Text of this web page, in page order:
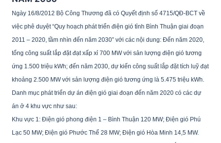
Ngày 16/8/2012 Bộ Công Thương đã có Quyết định số 4715/QĐ-BCT về
việc phê duyệt “Quy hoạch phát triển điện gió tỉnh Bình Thuận giai đoạn
2011 – 2020, tầm nhìn đến năm 2030” với các nội dung: Đến năm 2020,
tổng công suất lắp đặt đạt xấp xỉ 700 MW với sản lượng điện gió tương
ứng 1.500 triệu kWh; đến năm 2030, dự kiến công suất lắp đặt tích luỹ đạt
khoảng 2.500 MW với sản lượng điện gió tương ứng là 5.475 triệu kWh.
Danh mục phát triển dự án điện gió giai đoạn đến năm 2020 có các dự
án ở 4 khu vực như sau:
Khu vực 1: Điện gió phong điện 1 – Bình Thuận 120 MW; Điện gió Phú
Lạc 50 MW; Điện gió Phước Thể 28 MW; Điện gió Hòa Minh 14,5 MW.